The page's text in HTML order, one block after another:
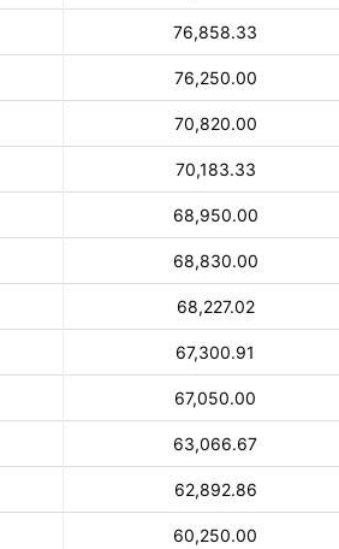
76,858.33
76,250.00
70,820.00
70,183.33
68,950.00
68,830.00
68,227.02
67,300.91
67,050.00
63,066.67
62,892.86
60,250.00